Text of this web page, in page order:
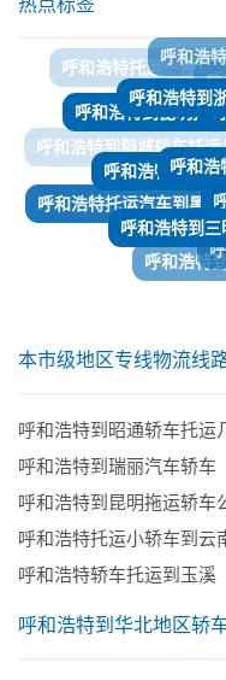
热点标签
呼和浩特到稻城轿车托运
呼和浩特到昆明托
呼和浩特到
呼和浩特
呼和浩特托运汽
呼和浩特托运汽车到黑
呼和浩特至丽江
呼和浩
呼和浩特
呼和浩特到
本市级地区专线物流线
呼和浩特到昭通轿车托运
呼和浩特到瑞丽汽车轿车
呼和浩特到昆明拖运轿车
呼和浩特托运小轿车到云
呼和浩特轿车托运到玉溪
呼和浩特到华北地区轿